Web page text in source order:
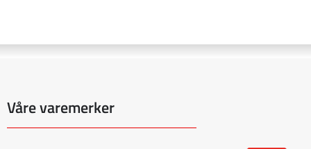
Våre varemerker